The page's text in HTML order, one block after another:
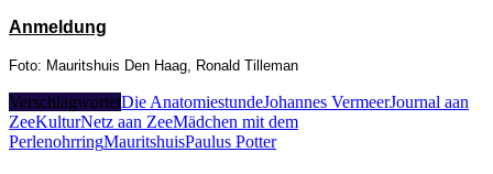
Anmeldung
Foto: Mauritshuis Den Haag, Ronald Tilleman
VerschlagwortetDie AnatomiestundeJohannes VermeerJournal aan
ZeeKulturNetz aan ZeeMädchen mit dem
PerlenohrringMauritshuisPaulus Potter